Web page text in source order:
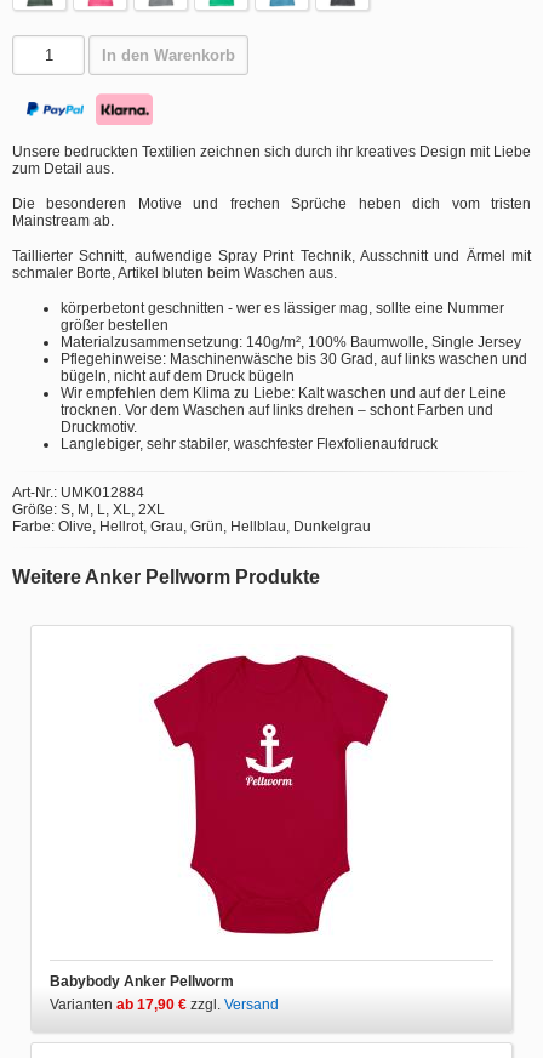
In den Warenkorb
Unsere bedruckten Textilien zeichnen sich durch ihr kreatives Design mit Liebe
zum Detail aus.
Die besonderen Motive und frechen Sprüche heben dich vom tristen
Mainstream ab.
Taillierter Schnitt, aufwendige Spray Print Technik, Ausschnitt und Ärmel mit
schmaler Borte, Artikel bluten beim Waschen aus.
körperbetont geschnitten - wer es lässiger mag, sollte eine Nummer
größer bestellen
Materialzusammensetzung: 140g/m², 100% Baumwolle, Single Jersey
Pflegehinweise: Maschinenwäsche bis 30 Grad, auf links waschen und
bügeln, nicht auf dem Druck bügeln
Wir empfehlen dem Klima zu Liebe: Kalt waschen und auf der Leine
trocknen. Vor dem Waschen auf links drehen – schont Farben und
Druckmotiv.
Langlebiger, sehr stabiler, waschfester Flexfolienaufdruck
Art-Nr.: UMK012884
Größe: S, M, L, XL, 2XL
Farbe: Olive, Hellrot, Grau, Grün, Hellblau, Dunkelgrau
Weitere Anker Pellworm Produkte
Babybody Anker Pellworm
Varianten ab 17,90 € zzgl. Versand